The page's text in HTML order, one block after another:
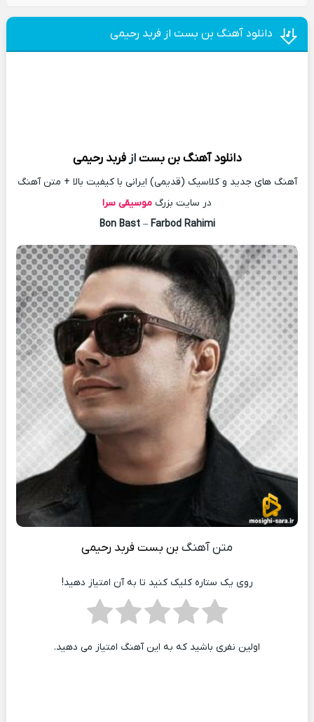
دانلود آهنگ بن بست از فربد رحیمی
دانلود آهنگ بن بست ازفربد رحیمی
آهنگ های جدید و کلاسیک (قدیمی) ایرانی با کیفیت بالا + متن آهنگ
در سایت بزرگ موسیقی سرا
Bon Bast– Farbod Rahimi
متن آهنگ بن بست فربد رحیمی
روی یک ستاره کلیک کنید تا به آن امتیاز دهید!
اولین نفری باشید که به این آهنگ امتیاز می دهید.